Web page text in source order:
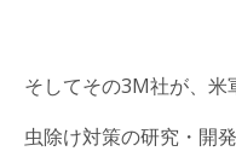
そしてその3M社が、米
虫除け対策の研究・開